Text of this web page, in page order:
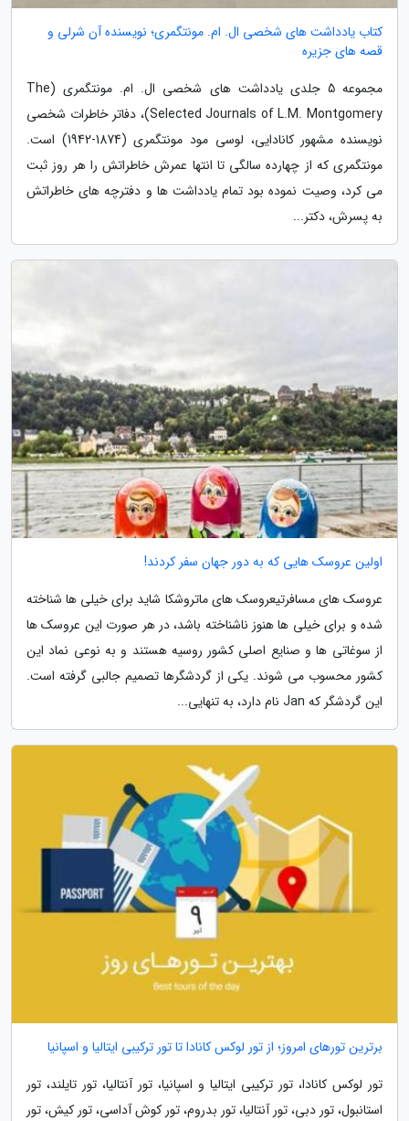
کتاب یادداشت های شخصی ال. ام. مونتگمری؛ نویسنده آن شرلی و
قصه های جزیره
مجموعه 5 جلدی یادداشت های شخصی ال. ام. مونتگمری (The
Selected Journals of L.M. Montgomery)، دفاتر خاطرات شخصی
نویسنده مشهور کانادایی، لوسی مود مونتگمری (1874-1942) است.
مونتگمری که از چهارده سالگی تا انتها عمرش خاطراتش را هر روز ثبت
می کرد، وصیت نموده بود تمام یادداشت ها و دفترچه های خاطراتش
به پسرش، دکتر...
اولین عروسک هایی که به دور جهان سفر کردند!
عروسک های مسافرتیعروسک های ماتروشکا شاید برای خیلی ها شناخته
شده و برای خیلی ها هنوز ناشناخته باشد، در هر صورت این عروسک ها
از سوغاتی ها و صنایع اصلی کشور روسیه هستند و به نوعی نماد این
کشور محسوب می شوند. یکی از گردشگرها تصمیم جالبی گرفته است.
این گردشگر که Jan نام دارد، به تنهایی...
برترین تورهای امروز؛ از تور لوکس کانادا تا تور ترکیبی ایتالیا و اسپانیا
تور لوکس کانادا، تور ترکیبی ایتالیا و اسپانیا، تور آنتالیا، تور تایلند، تور
استانبول، تور دبی، تور آنتالیا، تور بدروم، تور کوش آداسی، تور کیش، تور